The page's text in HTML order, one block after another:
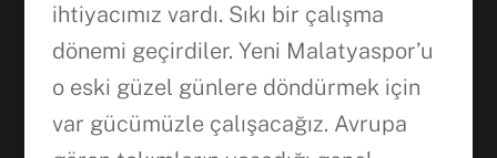
ihtiyacımız vardı. Sıkı bir çalışma
dönemi geçirdiler. Yeni Malatyaspor’u
o eski güzel günlere döndürmek için
var gücümüzle çalışacağız. Avrupa